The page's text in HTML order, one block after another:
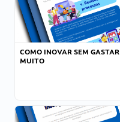
COMO INOVAR SEM GASTAR
MUITO